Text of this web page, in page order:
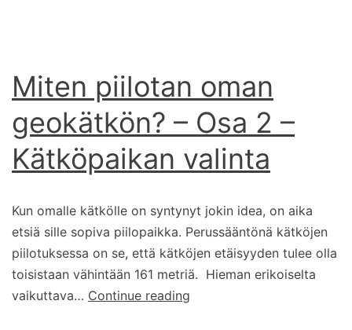
Miten piilotan oman
geokätkön? – Osa 2 –
Kätköpaikan valinta
Kun omalle kätkölle on syntynyt jokin idea, on aika
etsiä sille sopiva piilopaikka. Perussääntönä kätköjen
piilotuksessa on se, että kätköjen etäisyyden tulee olla
toisistaan vähintään 161 metriä. Hieman erikoiselta
vaikuttava… Continue reading